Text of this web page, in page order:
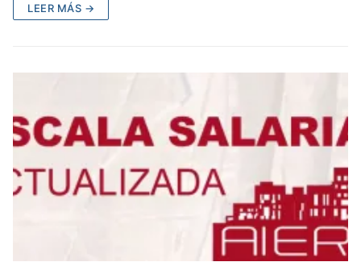
LEER MÁS →